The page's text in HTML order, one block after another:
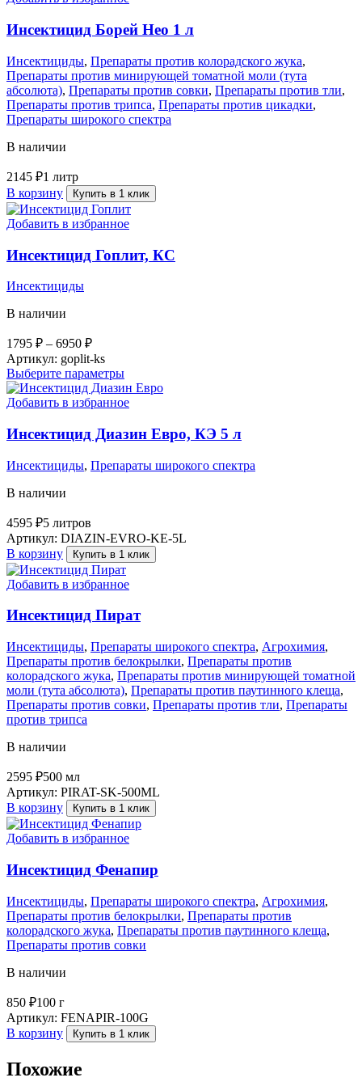
Инсектицид Борей Нео 1 л
Инсектициды, Препараты против колорадского жука,
Препараты против минирующей томатной моли (тута
абсолюта), Препараты против совки, Препараты против тли,
Препараты против трипса, Препараты против цикадки,
Препараты широкого спектра
В наличии
2145 ₽1 литр
В корзину
Купить в 1 клик
Добавить в избранное
Инсектицид Гоплит, КС
Инсектициды
В наличии
1795 ₽ – 6950 ₽
Артикул: goplit-ks
Выберите параметры
Добавить в избранное
Инсектицид Диазин Евро, КЭ 5 л
Инсектициды, Препараты широкого спектра
В наличии
4595 ₽5 литров
Артикул: DIAZIN-EVRO-KE-5L
В корзину
Купить в 1 клик
Добавить в избранное
Инсектицид Пират
Инсектициды, Препараты широкого спектра, Агрохимия,
Препараты против белокрылки, Препараты против
колорадского жука, Препараты против минирующей томатной
моли (тута абсолюта), Препараты против паутинного клеща,
Препараты против совки, Препараты против тли, Препараты
против трипса
В наличии
2595 ₽500 мл
Артикул: PIRAT-SK-500ML
В корзину
Купить в 1 клик
Добавить в избранное
Инсектицид Фенапир
Инсектициды, Препараты широкого спектра, Агрохимия,
Препараты против белокрылки, Препараты против
колорадского жука, Препараты против паутинного клеща,
Препараты против совки
В наличии
850 ₽100 г
Артикул: FENAPIR-100G
В корзину
Купить в 1 клик
Похожие